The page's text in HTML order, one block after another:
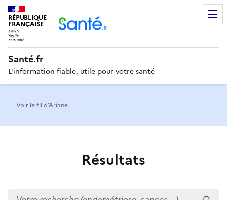
RÉPUBLIQUE
FRANÇAISE
Santé.fr
L'information fiable, utile pour votre santé
Voir le fil d’Ariane
Résultats
Votre recherche (endométriose, cancer, ...)